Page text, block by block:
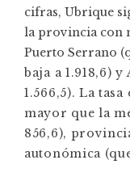
cifras, Ubrique
la provincia con
Puerto Serrano
baja a 1.918,6)
1.566,5). La
mayor que la
856,6),
autonómica